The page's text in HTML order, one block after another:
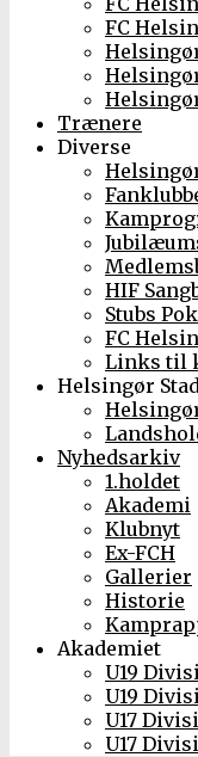
FC
Trænere
Diverse
HIF
Stubs
FC
Links til
Helsingør
Nyhedsarkiv
1.holdet
Akademi
Klubnyt
Ex-FCH
Gallerier
Historie
Akademiet
U19
U19
U17
U17